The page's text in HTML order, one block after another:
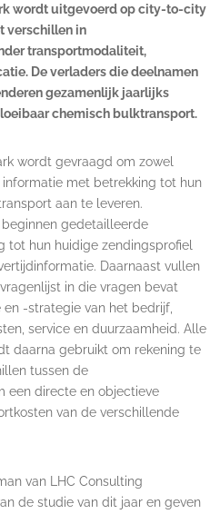
wordt uitgevoerd op city-to-city
verschillen in
transportmodaliteit,
De verladers die deelnamen
gezamenlijk jaarlijks
chemisch bulktransport.
wordt gevraagd om zowel
met betrekking tot hun
aan te leveren.
gedetailleerde
tot hun huidige zendingsprofiel
Daarnaast vullen
in die vragen bevat
-strategie van het bedrijf,
service en duurzaamheid. Alle
daarna gebruikt om rekening te
tussen de
een directe en objectieve
van de verschillende
van LHC Consulting
de studie van dit jaar en geven